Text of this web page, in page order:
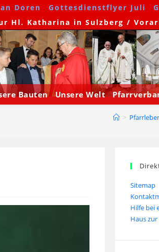
Doren Gottesdienstflyer Juli
Hl. Katharina in Sulzberg /
Bauten Unsere Welt
>
Sitemap
Hilfe bei
Haus